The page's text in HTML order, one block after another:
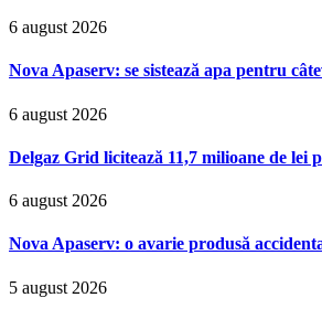
6 august 2026
Nova Apaserv: se sistează apa pentru
6 august 2026
Delgaz Grid licitează 11,7 milioane de lei
6 august 2026
Nova Apaserv: o avarie produsă
5 august 2026